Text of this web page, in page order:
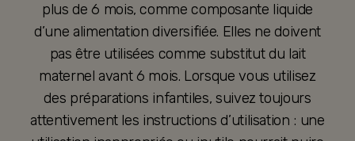
plus de 6 mois, comme composante liquide
d’une alimentation diversifiée. Elles ne doivent
pas être utilisées comme substitut du lait
maternel avant 6 mois. Lorsque vous utilisez
des préparations infantiles, suivez toujours
attentivement les instructions d’utilisation : une